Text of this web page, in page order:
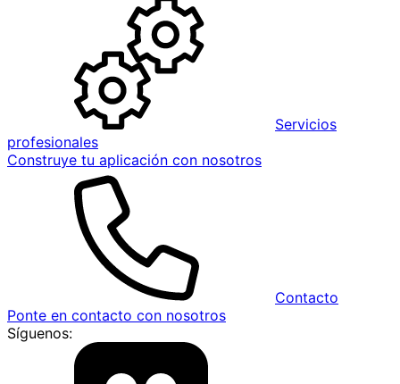
Servicios
profesionales
Construye tu aplicación con nosotros
Contacto
Ponte en contacto con nosotros
Síguenos: